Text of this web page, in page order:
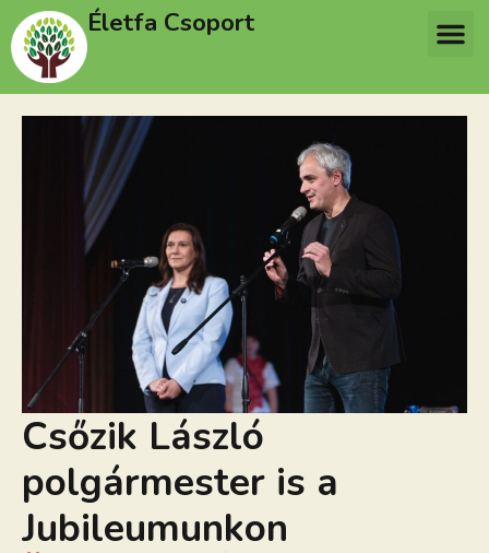
Életfa Csoport
Csőzik László
polgármester is a
Jubileumunkon